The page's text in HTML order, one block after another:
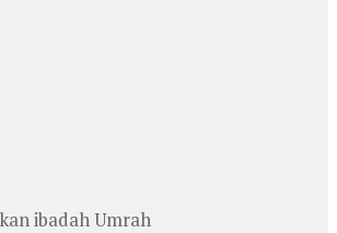
ibadah Umrah